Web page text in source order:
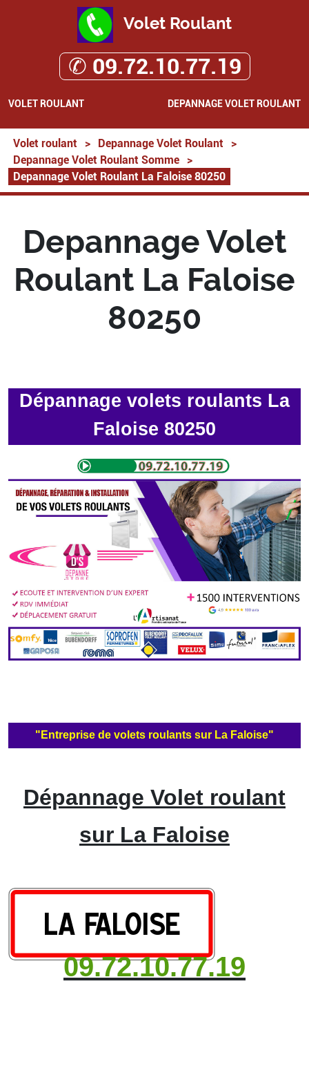
Volet Roulant
✆ 09.72.10.77.19
VOLET ROULANT DEPANNAGE VOLET ROULANT
Volet roulant > Depannage Volet Roulant
>
Depannage Volet Roulant Somme
>
Depannage Volet Roulant La Faloise 80250
Depannage Volet
Roulant La Faloise
80250
Dépannage volets roulants La
Faloise 80250
"Entreprise de volets roulants sur La Faloise"
Dépannage Volet roulant
sur La Faloise
09.72.10.77.19